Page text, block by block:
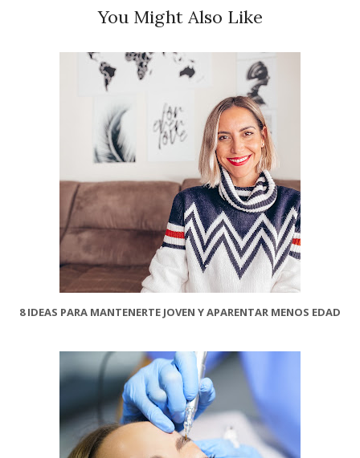
You Might Also Like
8 IDEAS PARA MANTENERTE JOVEN Y APARENTAR MENOS EDAD